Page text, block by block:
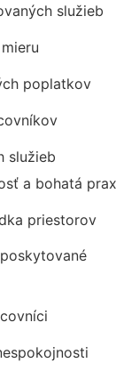
služieb
poplatkov
služieb
a bohatá prax
priestorov